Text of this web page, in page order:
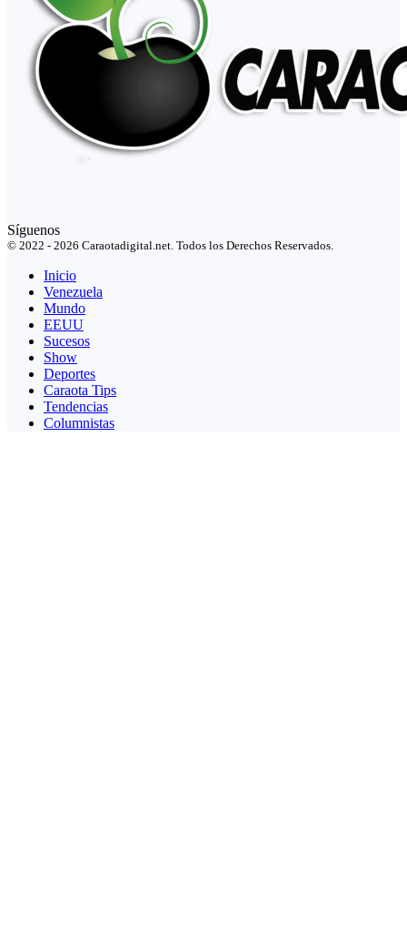
Síguenos
© 2022 - 2026 Caraotadigital.net. Todos los Derechos Reservados.
Inicio
Venezuela
Mundo
EEUU
Sucesos
Show
Deportes
Caraota Tips
Tendencias
Columnistas